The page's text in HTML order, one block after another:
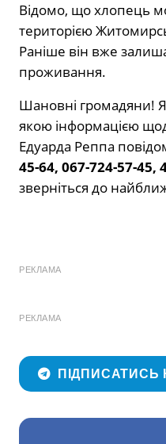
Відомо, що хлопець
територією
Раніше він вже
проживання.
Шановні громадяни!
якою інформацією
Едуарда Реппа
45-64, 067-724-57-45,
зверніться до
РЕКЛАМА
РЕКЛАМА
ПІДПИСАТИСЬ